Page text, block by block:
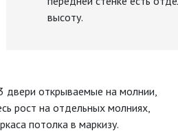
высоту.
двери открываемые на молнии,
рост на отдельных молниях,
потолка в маркизу.